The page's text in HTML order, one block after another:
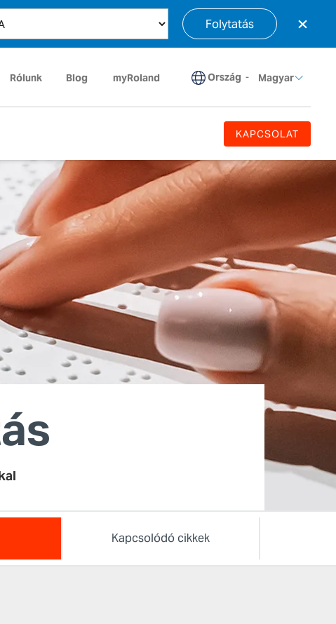
Folytatás ×
Rólunk Blog myRoland Ország - Magyar
KAPCSOLAT
Kapcsolódó cikkek